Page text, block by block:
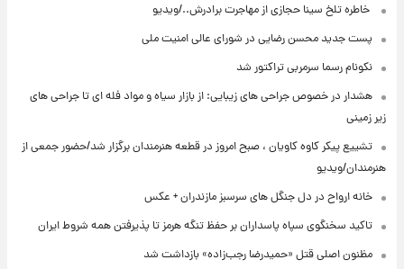
⁨ خاطره تلخ سینا حجازی از مهاجرت برادرش../ویدیو
پست جدید محسن رضایی در شورای عالی امنیت ملی
نکونام رسما سرمربی تراکتور شد
هشدار در خصوص جراحی های زیبایی: از بازار سیاه و مواد فله ای تا جراحی های
زیر زمینی
تشییع پیکر کاوه کاویان ، صبح امروز در قطعه هنرمندان برگزار شد/حضور جمعی از
هنرمندان/ویدیو
خانه ارواح در دل جنگل های سرسبز مازندران + عکس
تاکید سخنگوی سپاه پاسداران بر حفظ تنگه هرمز تا پذیرفتن همه شروط ایران
مظنون اصلی قتل «حمیدرضا رجب‌زاده» بازداشت شد